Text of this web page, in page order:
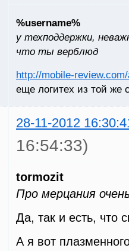
%username%
у техподдержки,
что ты верблюд
http://mobile-
еще логитех из той же
28-11-2012
16:54:33)
tormozit
Про мерцания
Да, так и есть, что
А я вот